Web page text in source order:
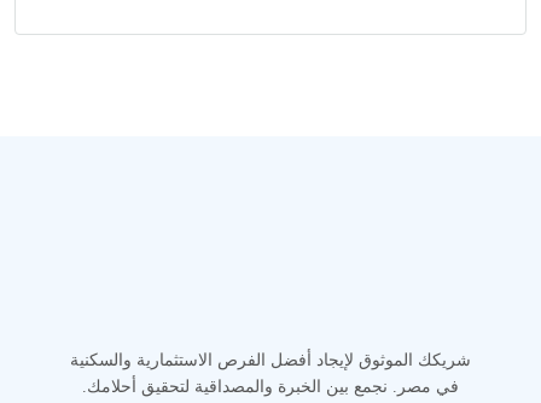
شريكك الموثوق لإيجاد أفضل الفرص الاستثمارية والسكنية
في مصر. نجمع بين الخبرة والمصداقية لتحقيق أحلامك.